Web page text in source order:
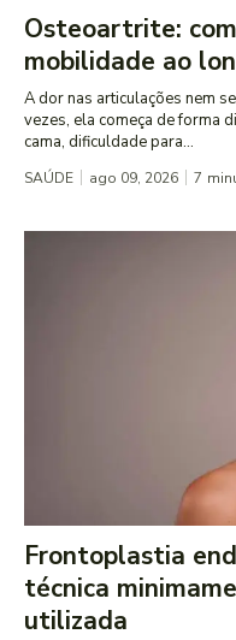
Osteoartrite:
mobilidade ao
A dor nas articulações nem
vezes, ela começa de forma
cama, dificuldade para...
SAÚDE ago 09, 2026 7
Frontoplastia
técnica
utilizada